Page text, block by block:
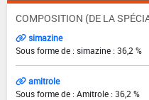
COMPOSITION (DE LA
simazine
Sous forme de : simazine : 36,2 %
amitrole
Sous forme de : Amitrole : 36,2 %